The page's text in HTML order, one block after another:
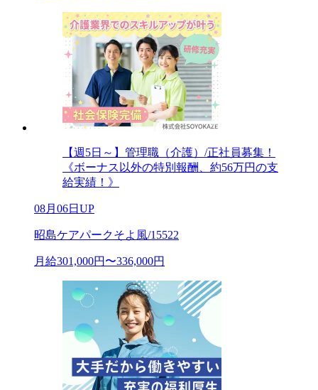
【週5日～】管理職（介護）/正社員募集！
《ボーナス以外の特別報酬、約56万円の支
給実績！》
08月06日UP
昭島ケアパークそよ風/15522
月給301,000円〜336,000円